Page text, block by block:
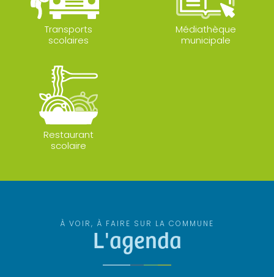
Transports
scolaires
Médiathèque
municipale
Restaurant
scolaire
À VOIR, À FAIRE SUR LA COMMUNE
L'agenda